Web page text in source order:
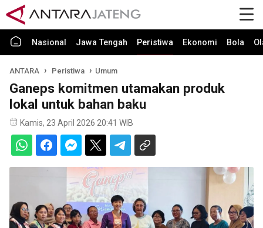
Nasional Jawa Tengah Peristiwa Ekonomi Bola
ANTARA Peristiwa Umum
Ganeps komitmen utamakan produk
lokal untuk bahan baku
Kamis, 23 April 2026 20:41 WIB